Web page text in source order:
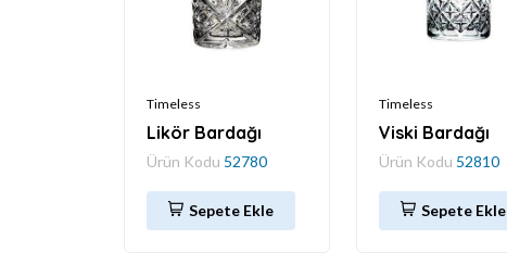
Timeless
Likör Bardağı
Ürün Kodu 52780
Sepete Ekle
Timeless
Viski Bardağı
Ürün Kodu 52810
Sepete Ekle